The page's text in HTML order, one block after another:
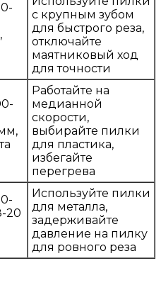
с крупным зубом
для быстрого реза,
отключайте
маятниковый ход
для точности
Работайте на
медианной
скорости,
выбирайте пилки
для пластика,
избегайте
перегрева
20
Используйте пилки
для металла,
задерживайте
давление на пилку
для ровного реза